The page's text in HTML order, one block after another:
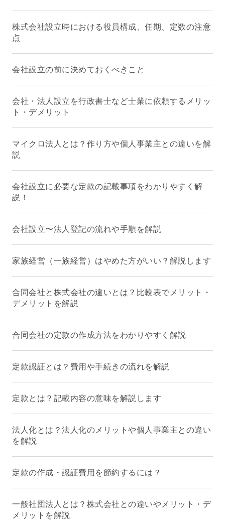
株式会社設立時における役員構成、任期、定数の注意
点
会社設立の前に決めておくべきこと
会社・法人設立を行政書士など士業に依頼するメリッ
ト・デメリット
マイクロ法人とは？作り方や個人事業主との違いを解
説
会社設立に必要な定款の記載事項をわかりやすく解
説！
会社設立〜法人登記の流れや手順を解説
家族経営（一族経営）はやめた方がいい？解説します
合同会社と株式会社の違いとは？比較表でメリット・
デメリットを解説
合同会社の定款の作成方法をわかりやすく解説
定款認証とは？費用や手続きの流れを解説
定款とは？記載内容の意味を解説します
法人化とは？法人化のメリットや個人事業主との違い
を解説
定款の作成・認証費用を節約するには？
一般社団法人とは？株式会社との違いやメリット・デ
メリットを解説